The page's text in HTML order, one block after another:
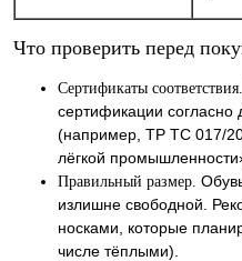
Что проверить перед
Сертификаты соответствия.
сертификации
(например, ТР ТС 017/
лёгкой
Правильный размер.
излишне свободной.
носками, которые
числе тёплыми).